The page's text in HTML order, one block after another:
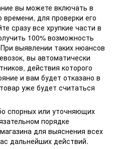
вы можете включать в
для проверки его
сразу все хрупкие части в
100% возможность
выявлении таких нюансов
вы автоматически
действия которого
и вам будет отказано в
уже будет считаться
спорных или уточняющих
порядке
для выяснения всех
дальнейших действий.